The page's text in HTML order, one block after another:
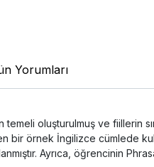
Yorumları
oluşturulmuş ve fiillerin
bir örnek İngilizce cümlede
Ayrıca, öğrencinin